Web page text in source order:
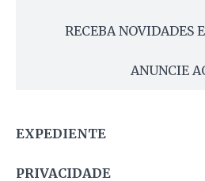
RECEBA NOVIDADES
ANUNCIE
EXPEDIENTE
PRIVACIDADE